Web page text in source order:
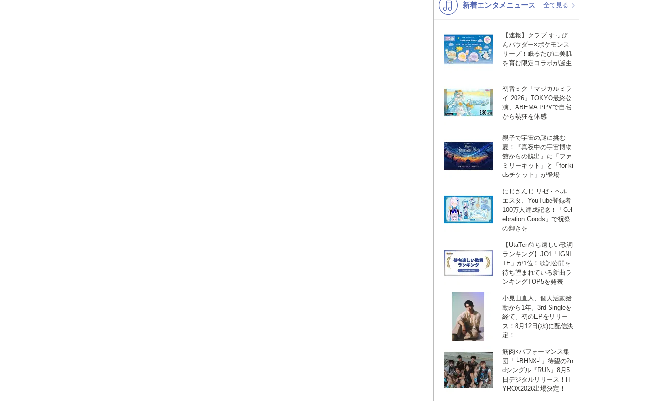
K-POP 演歌・歌謡
VTuber ディズニー
新着エンタメニュース 全て見る
【速報】クラブ すっぴ
んパウダー×ポケモンス
リープ！眠るたびに美肌
を育む限定コラボが誕生
初音ミク「マジカルミラ
イ 2026」TOKYO最終公
演、ABEMA PPVで自宅
から熱狂を体感
親子で宇宙の謎に挑む
夏！『真夜中の宇宙博物
館からの脱出』に「ファ
ミリーキット」と「for ki
dsチケット」が登場
にじさんじ リゼ・ヘル
エスタ、YouTube登録者
100万人達成記念！「Cel
ebration Goods」で祝祭
の輝きを
【UtaTen待ち遠しい歌詞
ランキング】JO1「IGNI
TE」が1位！歌詞公開を
待ち望まれている新曲ラ
ンキングTOP5を発表
小見山直人、個人活動始
動から1年。3rd Singleを
経て、初のEPをリリー
ス！8月12日(水)に配信決
定！
筋肉×パフォーマンス集
団「└BHNX┘」待望の2n
dシングル『RUN』8月5
日デジタルリリース！H
YROX2026出場決定！